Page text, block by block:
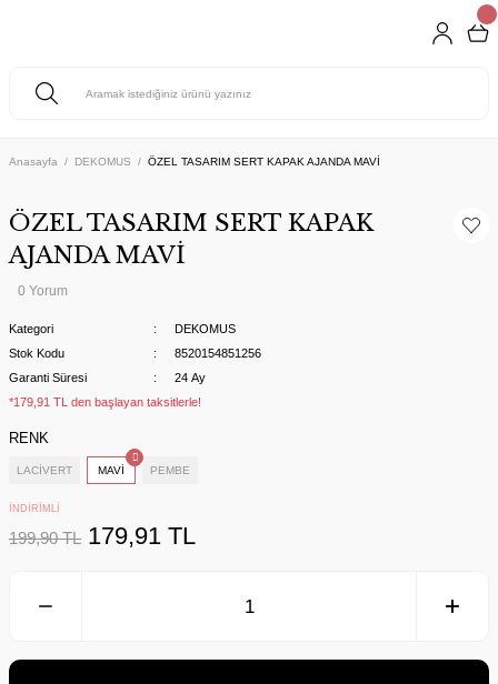
Anasayfa DEKOMUS ÖZEL TASARIM SERT KAPAK AJANDA MAVİ
ÖZEL TASARIM SERT KAPAK
AJANDA MAVİ
0 Yorum
Kategori
DEKOMUS
Stok Kodu
8520154851256
Garanti Süresi
24 Ay
*179,91 TL den başlayan taksitlerle!
RENK
LACİVERT MAVİ PEMBE
İNDİRİMLİ
199,90 TL 179,91 TL